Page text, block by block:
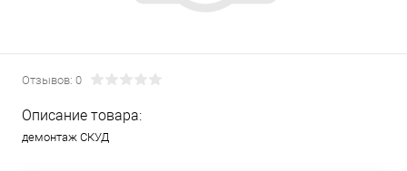
Отзывов: 0
Описание товара:
демонтаж СКУД